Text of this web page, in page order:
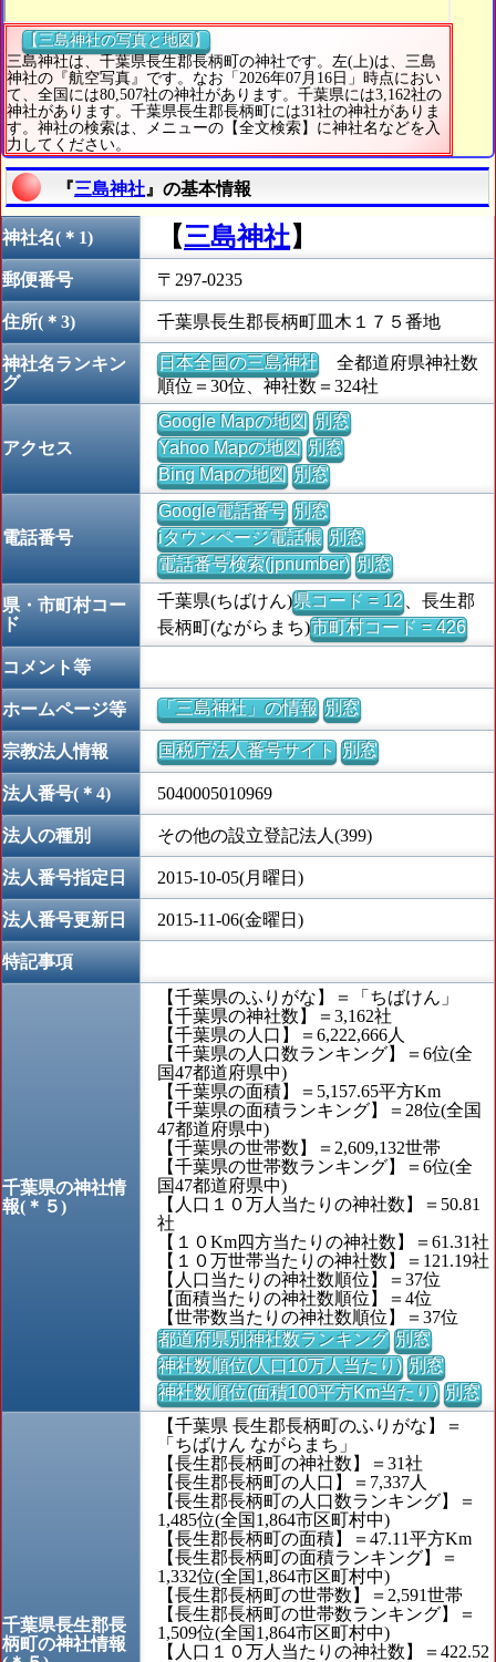
【三島神社の写真と地図】
三島神社は、千葉県長生郡長柄町の神社です。左(上)は、三島
神社の『航空写真』です。なお「2026年07月16日」時点におい
て、全国には80,507社の神社があります。千葉県には3,162社の
神社があります。千葉県長生郡長柄町には31社の神社がありま
す。神社の検索は、メニューの【全文検索】に神社名などを入
力してください。
『三島神社 』の基本情報
神社名(＊1) 【三島神社】
郵便番号 〒297-0235
住所(＊3) 千葉県長生郡長柄町皿木１７５番地
神社名ランキン
グ
日本全国の三島神社全都道府県神社数
順位＝30位、神社数＝324社
アクセス
Google Mapの地図 別窓
Yahoo Mapの地図 別窓
Bing Mapの地図 別窓
電話番号
Google電話番号 別窓
iタウンページ電話帳 別窓
電話番号検索(jpnumber) 別窓
県・市町村コー
ド
千葉県(ちばけん)県コード = 12、長生郡
長柄町(ながらまち)市町村コード = 426
コメント等
ホームページ等 「三島神社」の情報 別窓
宗教法人情報 国税庁法人番号サイト 別窓
法人番号(＊4) 5040005010969
法人の種別 その他の設立登記法人(399)
法人番号指定日 2015-10-05(月曜日)
法人番号更新日 2015-11-06(金曜日)
特記事項
千葉県の神社情
報(＊５)
【千葉県のふりがな】＝「ちばけん」
【千葉県の神社数】＝3,162社
【千葉県の人口】＝6,222,666人
【千葉県の人口数ランキング】＝6位(全
国47都道府県中)
【千葉県の面積】＝5,157.65平方Km
【千葉県の面積ランキング】＝28位(全国
47都道府県中)
【千葉県の世帯数】＝2,609,132世帯
【千葉県の世帯数ランキング】＝6位(全
国47都道府県中)
【人口１０万人当たりの神社数】＝50.81
社
【１０Km四方当たりの神社数】＝61.31社
【１０万世帯当たりの神社数】＝121.19社
【人口当たりの神社数順位】＝37位
【面積当たりの神社数順位】＝4位
【世帯数当たりの神社数順位】＝37位
都道府県別神社数ランキング 別窓
神社数順位(人口10万人当たり) 別窓
神社数順位(面積100平方Km当たり) 別窓
千葉県長生郡長
柄町の神社情報
【千葉県 長生郡長柄町のふりがな】＝
「ちばけん ながらまち」
【長生郡長柄町の神社数】＝31社
【長生郡長柄町の人口】＝7,337人
【長生郡長柄町の人口数ランキング】＝
1,485位(全国1,864市区町村中)
【長生郡長柄町の面積】＝47.11平方Km
【長生郡長柄町の面積ランキング】＝
1,332位(全国1,864市区町村中)
【長生郡長柄町の世帯数】＝2,591世帯
【長生郡長柄町の世帯数ランキング】＝
1,509位(全国1,864市区町村中)
【人口１０万人当たりの神社数】＝422.52